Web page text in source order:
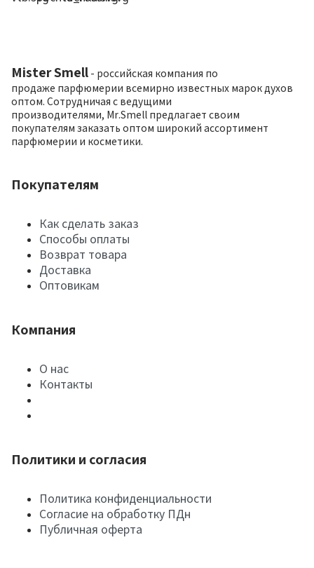
Mister Smell - российская компания по
продаже парфюмерии всемирно известных марок духов
оптом. Сотрудничая с ведущими
производителями, Mr.Smell предлагает своим
покупателям заказать оптом широкий ассортимент
парфюмерии и косметики.
Покупателям
Как сделать заказ
Способы оплаты
Возврат товара
Доставка
Оптовикам
Компания
О нас
Контакты
Политики и согласия
Политика конфиденциальности
Согласие на обработку ПДн
Публичная оферта